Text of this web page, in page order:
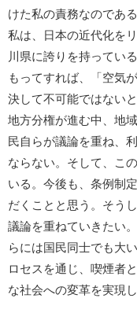
けた私の責務なのである
私は、日本の近代化を
川県に誇りを持ってい
もってすれば、「空気
決して不可能ではない
地方分権が進む中、地
民自らが議論を重ね、
ならない。そして、こ
いる。今後も、条例制
だくことと思う。そう
議論を重ねていきたい
らには国民同士でも大
ロセスを通じ、喫煙者
な社会への変革を実現